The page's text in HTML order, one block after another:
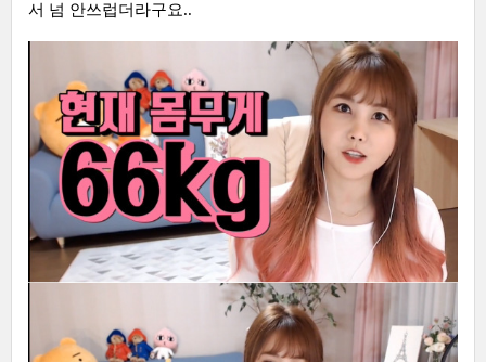
서 넘 안쓰럽더라구요..